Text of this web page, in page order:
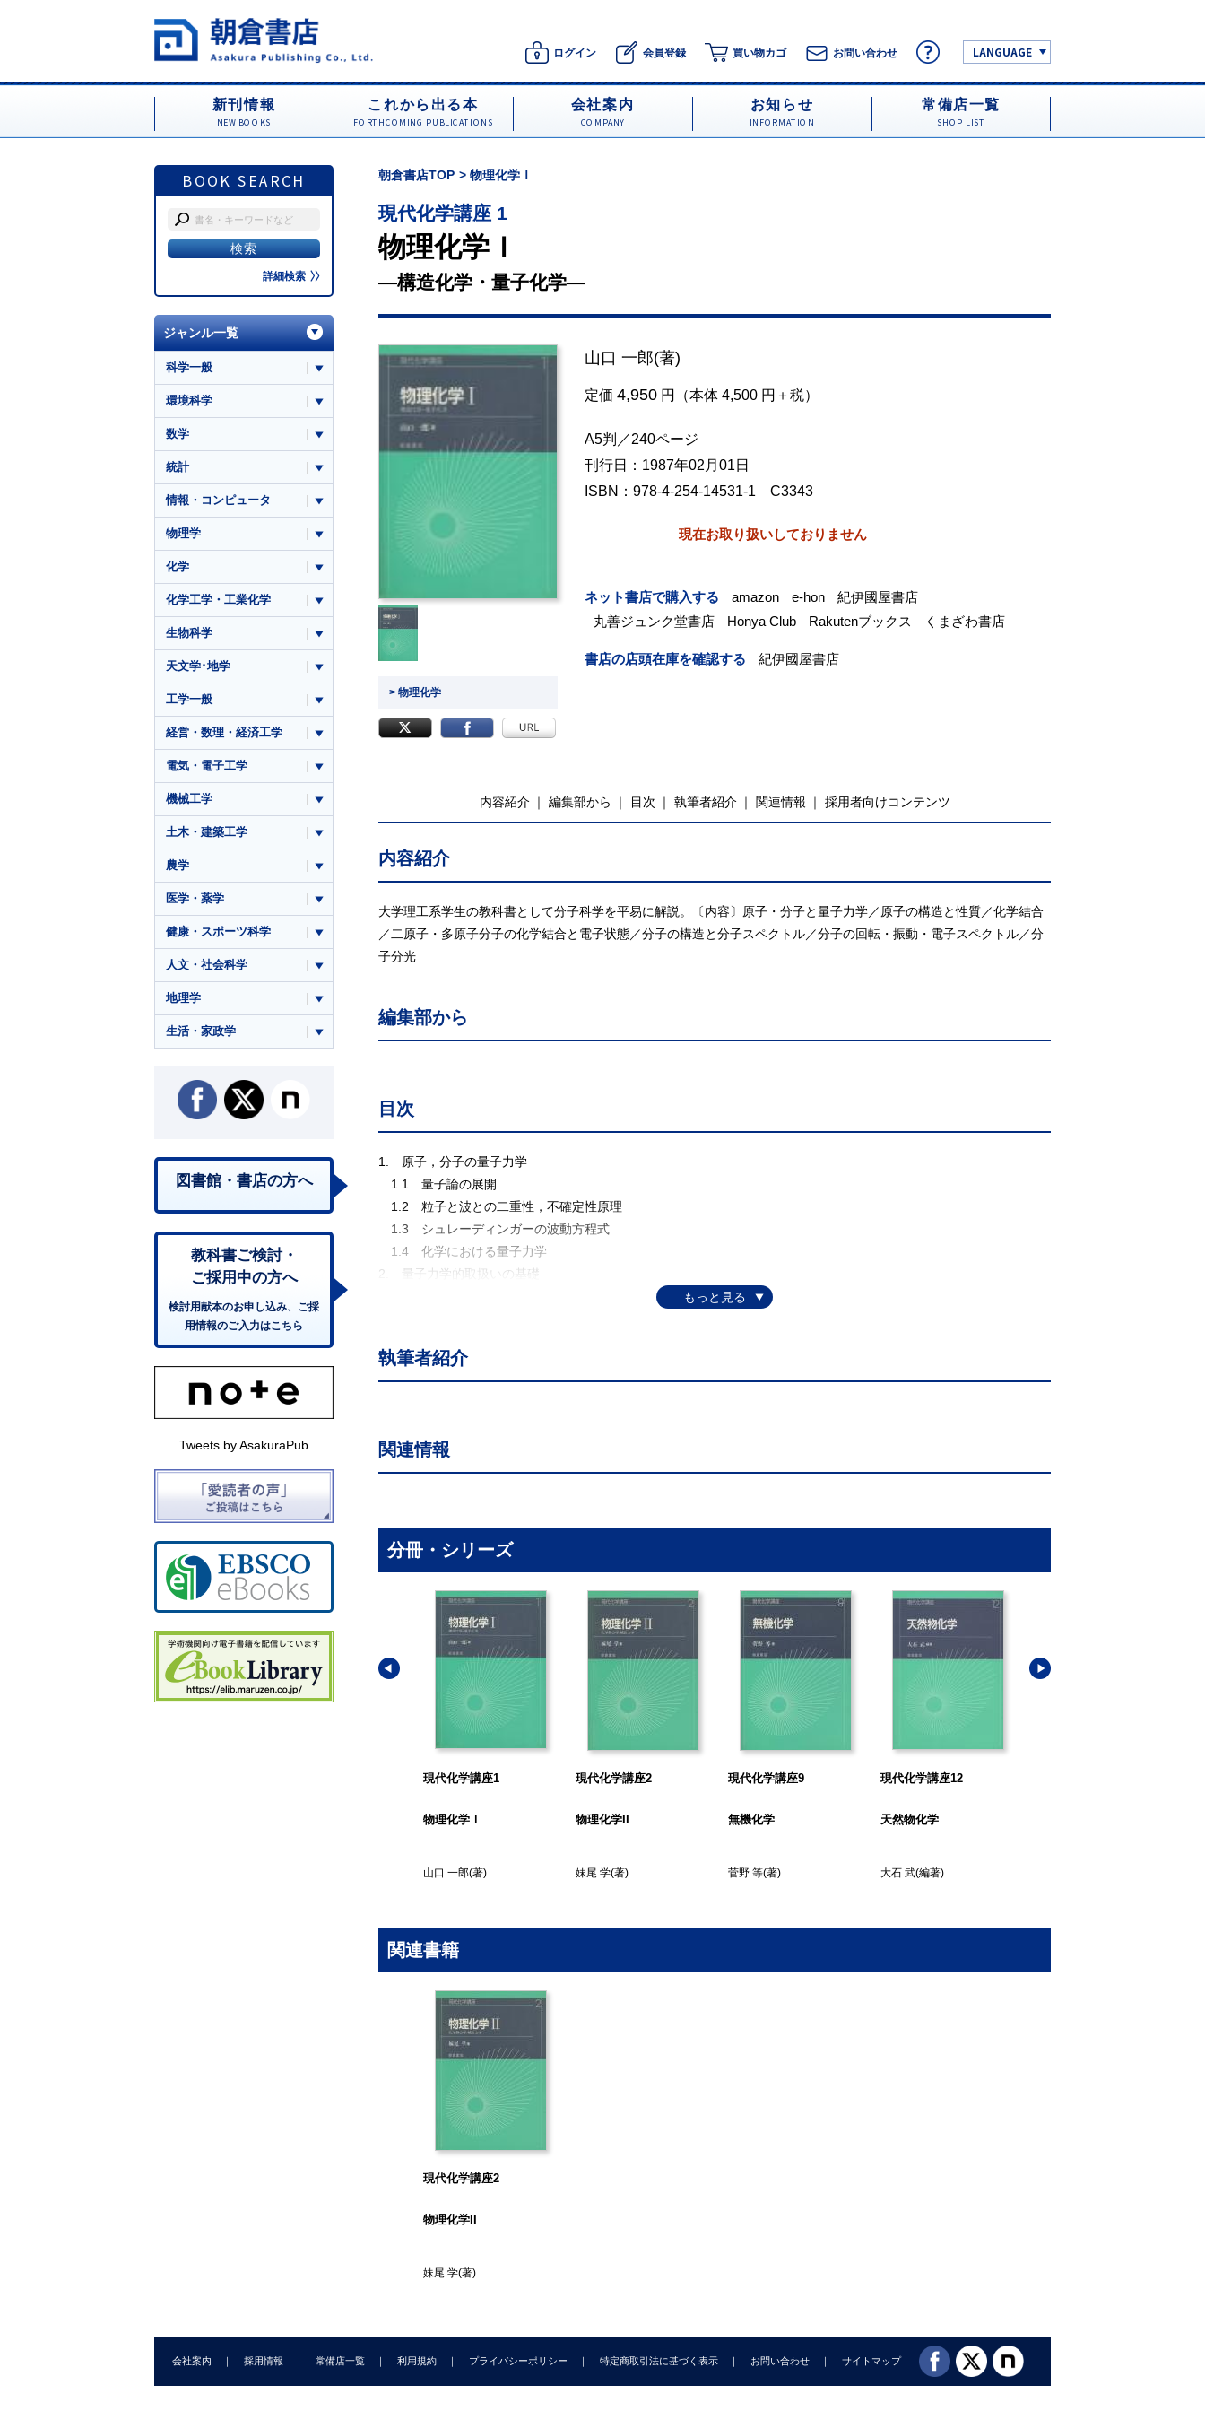
ログイン 会員登録 買い物カゴ お問い合わせ LANGUAGE
新刊情報
NEW BOOKS
これから出る本
FORTHCOMING PUBLICATIONS
会社案内
COMPANY
お知らせ
INFORMATION
常備店一覧
SHOP LIST
BOOK SEARCH
詳細検索
朝倉書店TOP 物理化学Ｉ
現代化学講座 1
物理化学Ｉ
―構造化学・量子化学―
> 物理化学
山口 一郎(著)
定価 4,950 円（本体 4,500 円＋税）
A5判／240ページ
刊行日：1987年02月01日
ISBN：978-4-254-14531-1 C3343
現在お取り扱いしておりません
ネット書店で購入する amazon e-hon
紀伊國屋書店
丸善ジュンク堂書店
Honya Club Rakutenブックス くまざわ書店
書店の店頭在庫を確認する 紀伊國屋書店
内容紹介 編集部から 目次 執筆者紹介 関連情報 採用者向けコンテンツ
内容紹介
大学理工系学生の教科書として分子科学を平易に解説。〔内容〕原子・分子と量子力学／原子の構造と性質／化学結合
／二原子・多原子分子の化学結合と電子状態／分子の構造と分子スペクトル／分子の回転・振動・電子スペクトル／分
子分光
編集部から
目次
1. 原子，分子の量子力学
1.1 量子論の展開
1.2 粒子と波との二重性，不確定性原理
1.3 シュレーディンガーの波動方程式
1.4 化学における量子力学
2. 量子力学的取扱いの基礎
2.4 球面内の質点の運動
2.5 一電子原子，イオン
2.8 近似解法
3. 原子の構造と性質
3.3 電子スピンと量子力学的角運動量
3.5 多電子原子
4.1 水素分子の原子価結合法による取扱い
4.2 水素分子の分子軌道法による取扱い
5. 二原子分子の化学結合と電子状態
5.1 LCAOにおける係数の決定
5.2 二原子分子の分子軌道関数
5.3 二原子分子の電子エネルギー
6. 多原子分子の化学結合
6.3 多原子分子の原子価結合法による取扱い
7. 分子の構造の研究方法と分子スペクトル
7.1 分子構造を解析する方法
7.2 分子スペクトル
8. 分子の回転スペクトル
8.1 二原子分子の回転
8.2 分子の回転運動の一般的取扱い
8.3 回転スペクトルより得られる情報
9. 分子の振動スペクトル
9.1 二原子分子の振動
9.2 多原子分子の振動
9.3 振動回転スペクトル
10. 分子の電子スペクトル
10.2 電子スペクトルの振動帯構造
11.1 分子内運動
執筆者紹介
関連情報
分冊・シリーズ
現代化学講座1
物理化学Ｉ
山口 一郎(著)
現代化学講座2
物理化学II
妹尾 学(著)
現代化学講座9
無機化学
菅野 等(著)
現代化学講座12
天然物化学
大石 武(編著)
関連書籍
現代化学講座2
物理化学II
妹尾 学(著)
ジャンル一覧
科学一般
環境科学
数学
統計
情報・コンピュータ
物理学
化学
化学工学・工業化学
生物科学
天文学･地学
工学一般
経営・数理・経済工学
電気・電子工学
機械工学
土木・建築工学
農学
医学・薬学
健康・スポーツ科学
人文・社会科学
地理学
生活・家政学
図書館・書店の方へ
教科書ご検討・
ご採用中の方へ
検討用献本のお申し込み、ご採
用情報のご入力はこちら
Tweets by AsakuraPub
会社案内 採用情報 常備店一覧 利用規約 プライバシーポリシー 特定商取引法に基づく表示 お問い合わせ サイトマップ